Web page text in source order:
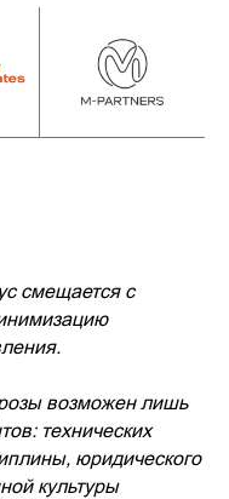
смещается с
возможен лишь
технических
юридического
культуры